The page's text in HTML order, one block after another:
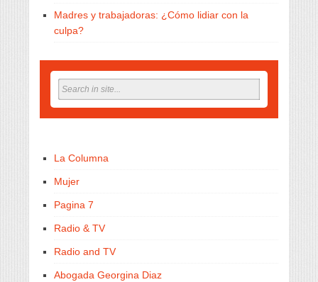
Madres y trabajadoras: ¿Cómo lidiar con la
culpa?
La Columna
Mujer
Pagina 7
Radio & TV
Radio and TV
Abogada Georgina Diaz